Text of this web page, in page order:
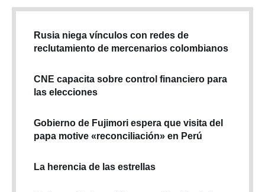
Rusia niega vínculos con redes de
reclutamiento de mercenarios colombianos
CNE capacita sobre control financiero para
las elecciones
Gobierno de Fujimori espera que visita del
papa motive «reconciliación» en Perú
La herencia de las estrellas